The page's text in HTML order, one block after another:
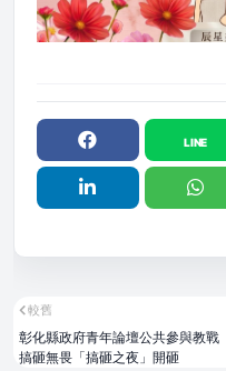
較舊
彰化縣政府青年論壇公共參與教戰
搞砸無畏「搞砸之夜」開砸